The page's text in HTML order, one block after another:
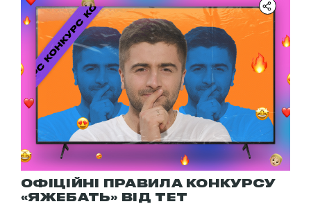
ОФІЦІЙНІ ПРАВИЛА КОНКУРСУ
«ЯЖЕБАТЬ» ВІД ТЕТ